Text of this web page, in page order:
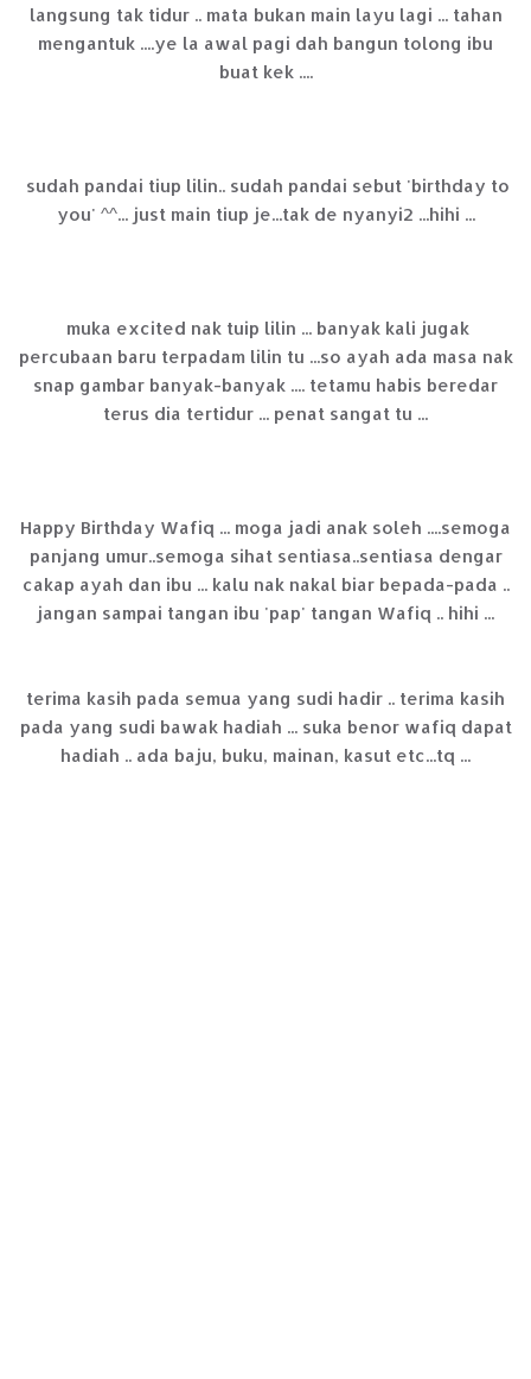
langsung tak tidur .. mata bukan main layu lagi ... tahan
mengantuk ....ye la awal pagi dah bangun tolong ibu
buat kek ....
sudah pandai tiup lilin.. sudah pandai sebut 'birthday to
you' ^^... just main tiup je...tak de nyanyi2 ...hihi ...
muka excited nak tuip lilin ... banyak kali jugak
percubaan baru terpadam lilin tu ...so ayah ada masa nak
snap gambar banyak-banyak .... tetamu habis beredar
terus dia tertidur ... penat sangat tu ...
Happy Birthday Wafiq ... moga jadi anak soleh ....semoga
panjang umur..semoga sihat sentiasa..sentiasa dengar
cakap ayah dan ibu ... kalu nak nakal biar bepada-pada ..
jangan sampai tangan ibu 'pap' tangan Wafiq .. hihi ...
terima kasih pada semua yang sudi hadir .. terima kasih
pada yang sudi bawak hadiah ... suka benor wafiq dapat
hadiah .. ada baju, buku, mainan, kasut etc... tq ...